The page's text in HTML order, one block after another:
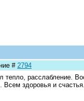
# 2794
расслабление.
здоровья и счастья.